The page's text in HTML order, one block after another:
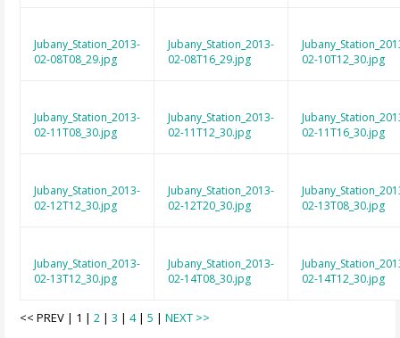
Jubany_Station_2013-
02-08T08_29.jpg
Jubany_Station_2013-
02-08T16_29.jpg
02-10T12_30.jpg
Jubany_Station_2013-
02-11T08_30.jpg
Jubany_Station_2013-
02-11T12_30.jpg
02-11T16_30.jpg
Jubany_Station_2013-
02-12T12_30.jpg
Jubany_Station_2013-
02-12T20_30.jpg
02-13T08_30.jpg
Jubany_Station_2013-
02-13T12_30.jpg
Jubany_Station_2013-
02-14T08_30.jpg
02-14T12_30.jpg
<< PREV | 1 |2 |3 |4|5 |NEXT >>